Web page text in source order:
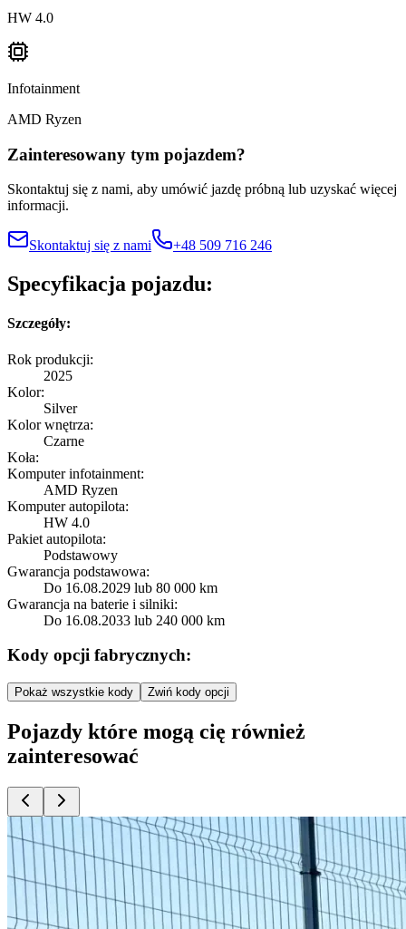
HW 4.0
Infotainment
AMD Ryzen
Zainteresowany tym pojazdem?
Skontaktuj się z nami, aby umówić jazdę próbną lub uzyskać więcej
informacji.
Skontaktuj się z nami +48 509 716 246
Specyfikacja pojazdu:
Szczegóły:
Rok produkcji:
2025
Kolor:
Silver
Kolor wnętrza:
Czarne
Koła:
Komputer infotainment:
AMD Ryzen
Komputer autopilota:
HW 4.0
Pakiet autopilota:
Podstawowy
Gwarancja podstawowa:
Do 16.08.2029 lub 80 000 km
Gwarancja na baterie i silniki:
Do 16.08.2033 lub 240 000 km
Kody opcji fabrycznych:
Pokaż wszystkie kody Zwiń kody opcji
Pojazdy które mogą cię również
zainteresować